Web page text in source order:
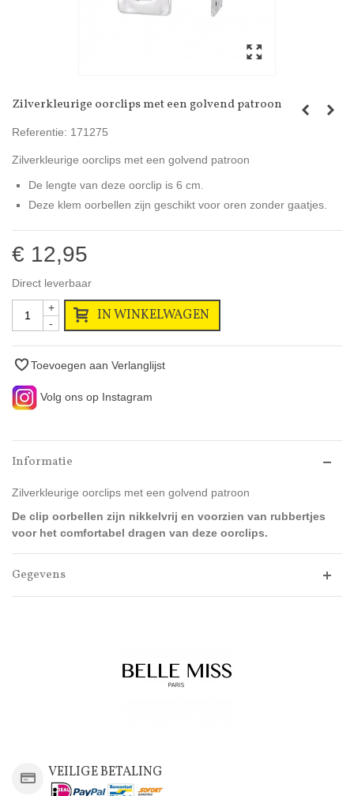
Zilverkleurige oorclips met een golvend patroon
Referentie: 171275
Zilverkleurige oorclips met een golvend patroon
De lengte van deze oorclip is 6 cm.
Deze klem oorbellen zijn geschikt voor oren zonder gaatjes.
€ 12,95
Direct leverbaar
-
+ IN WINKELWAGEN
Toevoegen aan Verlanglijst
Volg ons op Instagram
Informatie
Zilverkleurige oorclips met een golvend patroon
De clip oorbellen zijn nikkelvrij en voorzien van rubbertjes
voor het comfortabel dragen van deze oorclips.
Gegevens
VEILIGE BETALING